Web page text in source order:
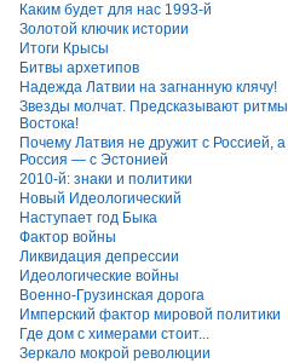
Каким будет для нас 1993-й
Золотой ключик истории
Итоги Крысы
Битвы архетипов
Надежда Латвии на загнанную клячу!
Звезды молчат. Предсказывают ритмы
Востока!
Почему Латвия не дружит с Россией, а
Россия — с Эстонией
2010-й: знаки и политики
Новый Идеологический
Наступает год Быка
Фактор войны
Ликвидация депрессии
Идеологические войны
Военно-Грузинская дорога
Имперский фактор мировой политики
Где дом с химерами стоит...
Зеркало мокрой революции